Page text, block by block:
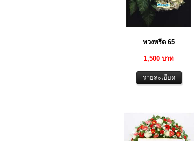
พวงหรีด 65
1,500 บาท